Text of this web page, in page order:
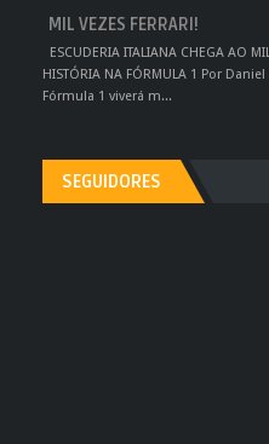
MIL VEZES FERRARI!
ESCUDERIA ITALIANA CHEGA AO
HISTÓRIA NA FÓRMULA 1 Por
Fórmula 1 viverá m...
SEGUIDORES